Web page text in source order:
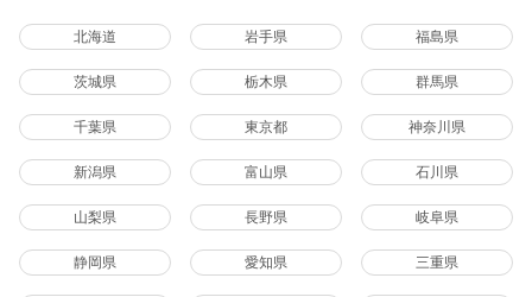
北海道 岩手県 福島県
茨城県 栃木県 群馬県
千葉県 東京都 神奈川県
新潟県 富山県 石川県
山梨県 長野県 岐阜県
静岡県 愛知県 三重県